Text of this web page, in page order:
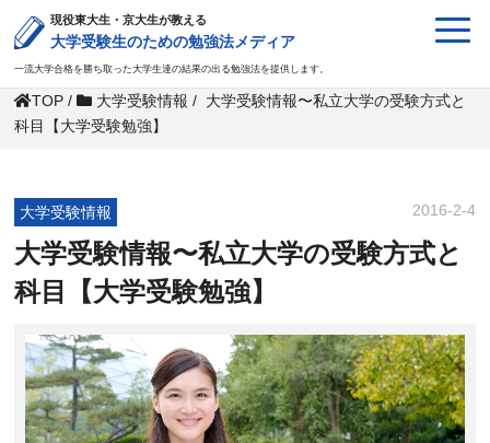
現役東大生・京大生が教える
大学受験生のための勉強法メディア
一流大学合格を勝ち取った大学生達の結果の出る勉強法を提供します。
TOP / 大学受験情報 / 大学受験情報〜私立大学の受験方式と
科目【大学受験勉強】
大学受験情報 2016-2-4
大学受験情報〜私立大学の受験方式と
科目【大学受験勉強】